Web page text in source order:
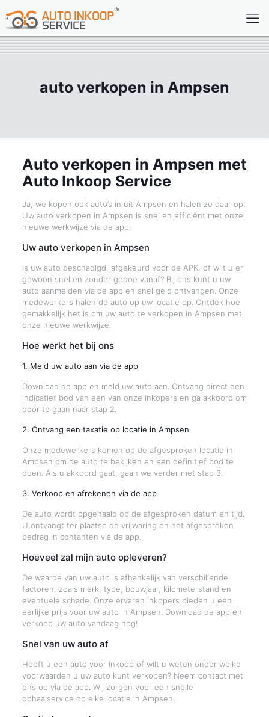
auto verkopen in Ampsen
Auto verkopen in Ampsen met
Auto Inkoop Service
Ja, we kopen ook auto’s in uit Ampsen en halen ze daar op.
Uw auto verkopen in Ampsen is snel en efficiënt met onze
nieuwe werkwijze via de app.
Uw auto verkopen in Ampsen
Is uw auto beschadigd, afgekeurd voor de APK, of wilt u er
gewoon snel en zonder gedoe vanaf? Bij ons kunt u uw
auto aanmelden via de app en snel geld ontvangen. Onze
medewerkers halen de auto op uw locatie op. Ontdek hoe
gemakkelijk het is om uw auto te verkopen in Ampsen met
onze nieuwe werkwijze.
Hoe werkt het bij ons
1. Meld uw auto aan via de app
Download de app en meld uw auto aan. Ontvang direct een
indicatief bod van een van onze inkopers en ga akkoord om
door te gaan naar stap 2.
2. Ontvang een taxatie op locatie in Ampsen
Onze medewerkers komen op de afgesproken locatie in
Ampsen om de auto te bekijken en een definitief bod te
doen. Als u akkoord gaat, gaan we verder met stap 3.
3. Verkoop en afrekenen via de app
De auto wordt opgehaald op de afgesproken datum en tijd.
U ontvangt ter plaatse de vrijwaring en het afgesproken
bedrag in contanten via de app.
Hoeveel zal mijn auto opleveren?
De waarde van uw auto is afhankelijk van verschillende
factoren, zoals merk, type, bouwjaar, kilometerstand en
eventuele schade. Onze ervaren inkopers bieden u een
eerlijke prijs voor uw auto in Ampsen. Download de app en
verkoop uw auto vandaag nog!
Snel van uw auto af
Heeft u een auto voor inkoop of wilt u weten onder welke
voorwaarden u uw auto kunt verkopen? Neem contact met
ons op via de app. Wij zorgen voor een snelle
ophaalservice op elke locatie in Ampsen.